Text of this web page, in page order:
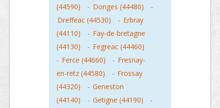
(44590)
- Donges (44480)
-
Dreffeac (44530)
- Erbray
(44110)
- Fay-de-bretagne
(44130)
- Fegreac (44460)
- Ferce (44660) - Fresnay-
en-retz (44580)
- Frossay
(44320)
- Geneston
(44140)
- Getigne (44190)
-